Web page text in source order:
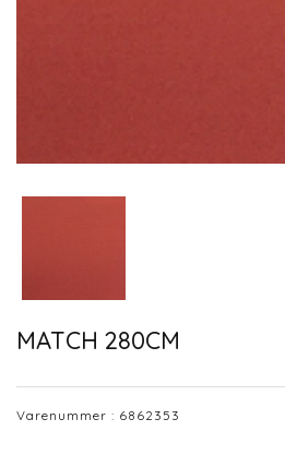
MATCH 280CM
Varenummer : 6862353